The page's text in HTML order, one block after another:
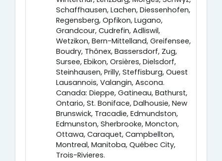
Schaffhausen, Lachen, Diessenhofen,
Regensberg, Opfikon, Lugano,
Grandcour, Cudrefin, Adliswil,
Wetzikon, Bern-Mittelland, Greifensee,
Boudry, Thônex, Bassersdorf, Zug,
Sursee, Ebikon, Orsières, Dielsdorf,
Steinhausen, Prilly, Steffisburg, Ouest
Lausannois, Valangin, Ascona.
Canada: Dieppe, Gatineau, Bathurst,
Ontario, St. Boniface, Dalhousie, New
Brunswick, Tracadie, Edmundston,
Edmunston, Sherbrooke, Moncton,
Ottawa, Caraquet, Campbellton,
Montreal, Manitoba, Québec City,
Trois-Rivieres.